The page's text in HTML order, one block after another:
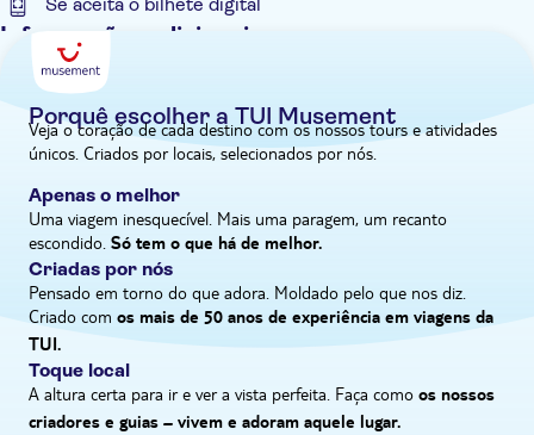
Informações adicionais
Taxas de entrada incluídas
Tour guiado
Confirmação instantânea
Voucher eletrônico
Pick up no hotel
Porquê escolher a TUI Musement
Veja o coração de cada destino com os nossos tours e atividades
únicos. Criados por locais, selecionados por nós.
Apenas o melhor
Uma viagem inesquecível. Mais uma paragem, um recanto
escondido. Só tem o que há de melhor.
Criadas por nós
Pensado em torno do que adora. Moldado pelo que nos diz.
Criado com os mais de 50 anos de experiência em viagens da
TUI.
Toque local
A altura certa para ir e ver a vista perfeita. Faça como os nossos
criadores e guias – vivem e adoram aquele lugar.